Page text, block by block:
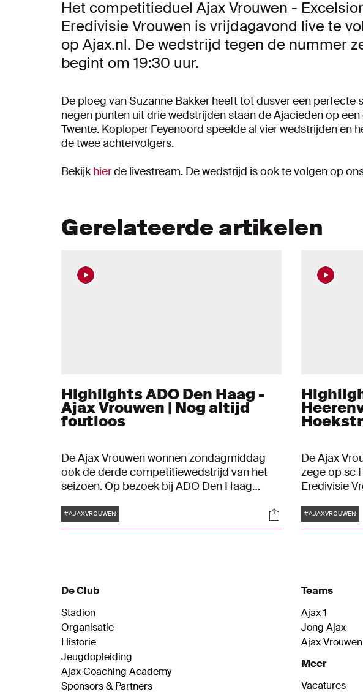
Het competitieduel Ajax Vrouwen -
Eredivisie Vrouwen is vrijdagavond live te
op Ajax.nl. De wedstrijd tegen de nummer
begint om 19:30 uur.
De ploeg van Suzanne Bakker heeft tot dusver een perfecte
negen punten uit drie wedstrijden staan de Ajacieden op
Twente. Koploper Feyenoord speelde al vier wedstrijden en
de twee achtervolgers.
Bekijk hierde livestream. De wedstrijd is ook te volgen op
Gerelateerde artikelen
Highlights ADO Den Haag -
Ajax Vrouwen | Nog altijd
foutloos
De Ajax Vrouwen wonnen zondagmiddag
ook de derde competitiewedstrijd van het
seizoen. Op bezoek bij ADO Den Haag
met 0-3.
Tags
#AJAXVROUWEN Socials
De Ajax
zege op sc
Eredivisie
overige
Sherida
Tags
#AJAXVROUWEN
De Club
Stadion
Organisatie
Historie
Jeugdopleiding
Ajax Coaching Academy
Sponsors & Partners
Teams
Ajax 1
Jong Ajax
Ajax Vrouwen
Meer
Vacatures